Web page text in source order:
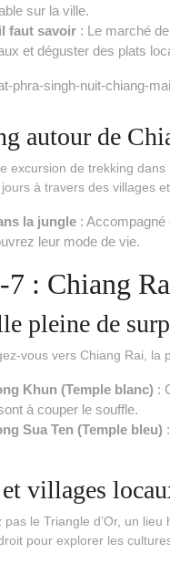
sur la ville.
faut savoir : Le marché
et déguster des plats
autour de
excursion de trekking
à travers des villages
la jungle : Accompagné
leur mode de vie.
7 : Chiang
pleine de
vous vers Chiang Rai, la
Khun (Temple blanc) :
à couper le souffle.
Sua Ten (Temple bleu)
villages
pas le Triangle d’Or, un
pour explorer les